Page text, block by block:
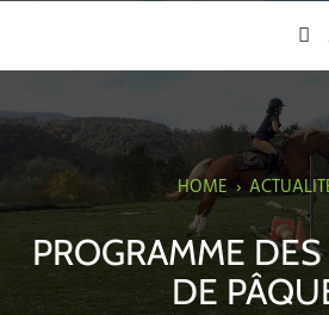
HOME ›
PROGRAMME
DE